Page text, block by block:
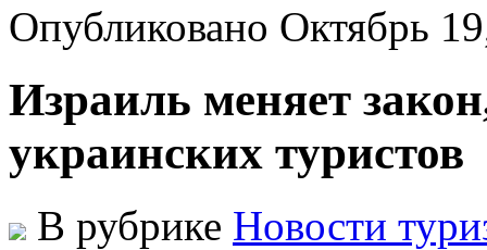
Опубликовано Октябрь
Израиль меняет
украинских туристов
В рубрике Новости